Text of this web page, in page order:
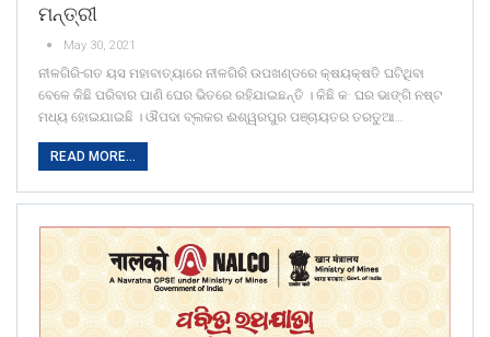
ମନ୍ତ୍ରୀ
May 30, 2021
ନୀଳଗିରି-ଗତ ୟସ ମହାବାତ୍ୟାରେ ନୀଳଗିରି ଉପଖଣ୍ଡରେ କ୍ଷୟକ୍ଷତି ଘଟିଥିବା
ବେଳେ କିଛି ପରିବାର ପାଣି ଘେର ଭିତରେ ରହିଯାଇଛନ୍ତି । କିଛି କ· ଘର ଭାଙ୍ଗି ନଷ୍ଟ
ମଧ୍ୟ ହୋଇଯାଇଛି । ଔପଦା ବ୍ଲକର ଈଶ୍ୱରପୁର ପଞ୍ଚାୟତର ତରତୁଆ…
READ MORE...